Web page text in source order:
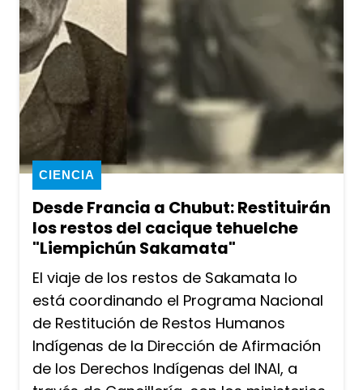
Desde Francia a Chubut: Restituirán
los restos del cacique tehuelche
"Liempichún Sakamata"
CIENCIA
El viaje de los restos de Sakamata lo
está coordinando el Programa Nacional
de Restitución de Restos Humanos
Indígenas de la Dirección de Afirmación
de los Derechos Indígenas del INAI, a